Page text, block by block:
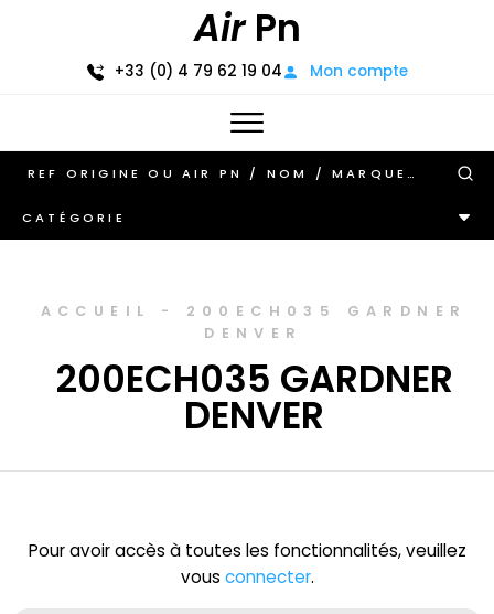
AirPn
+33 (0) 4 79 62 19 04 Mon compte
CATÉGORIE
ACCUEIL - 200ECH035 GARDNER
DENVER
200ECH035 GARDNER
DENVER
Pour avoir accès à toutes les fonctionnalités, veuillez
vous connecter.